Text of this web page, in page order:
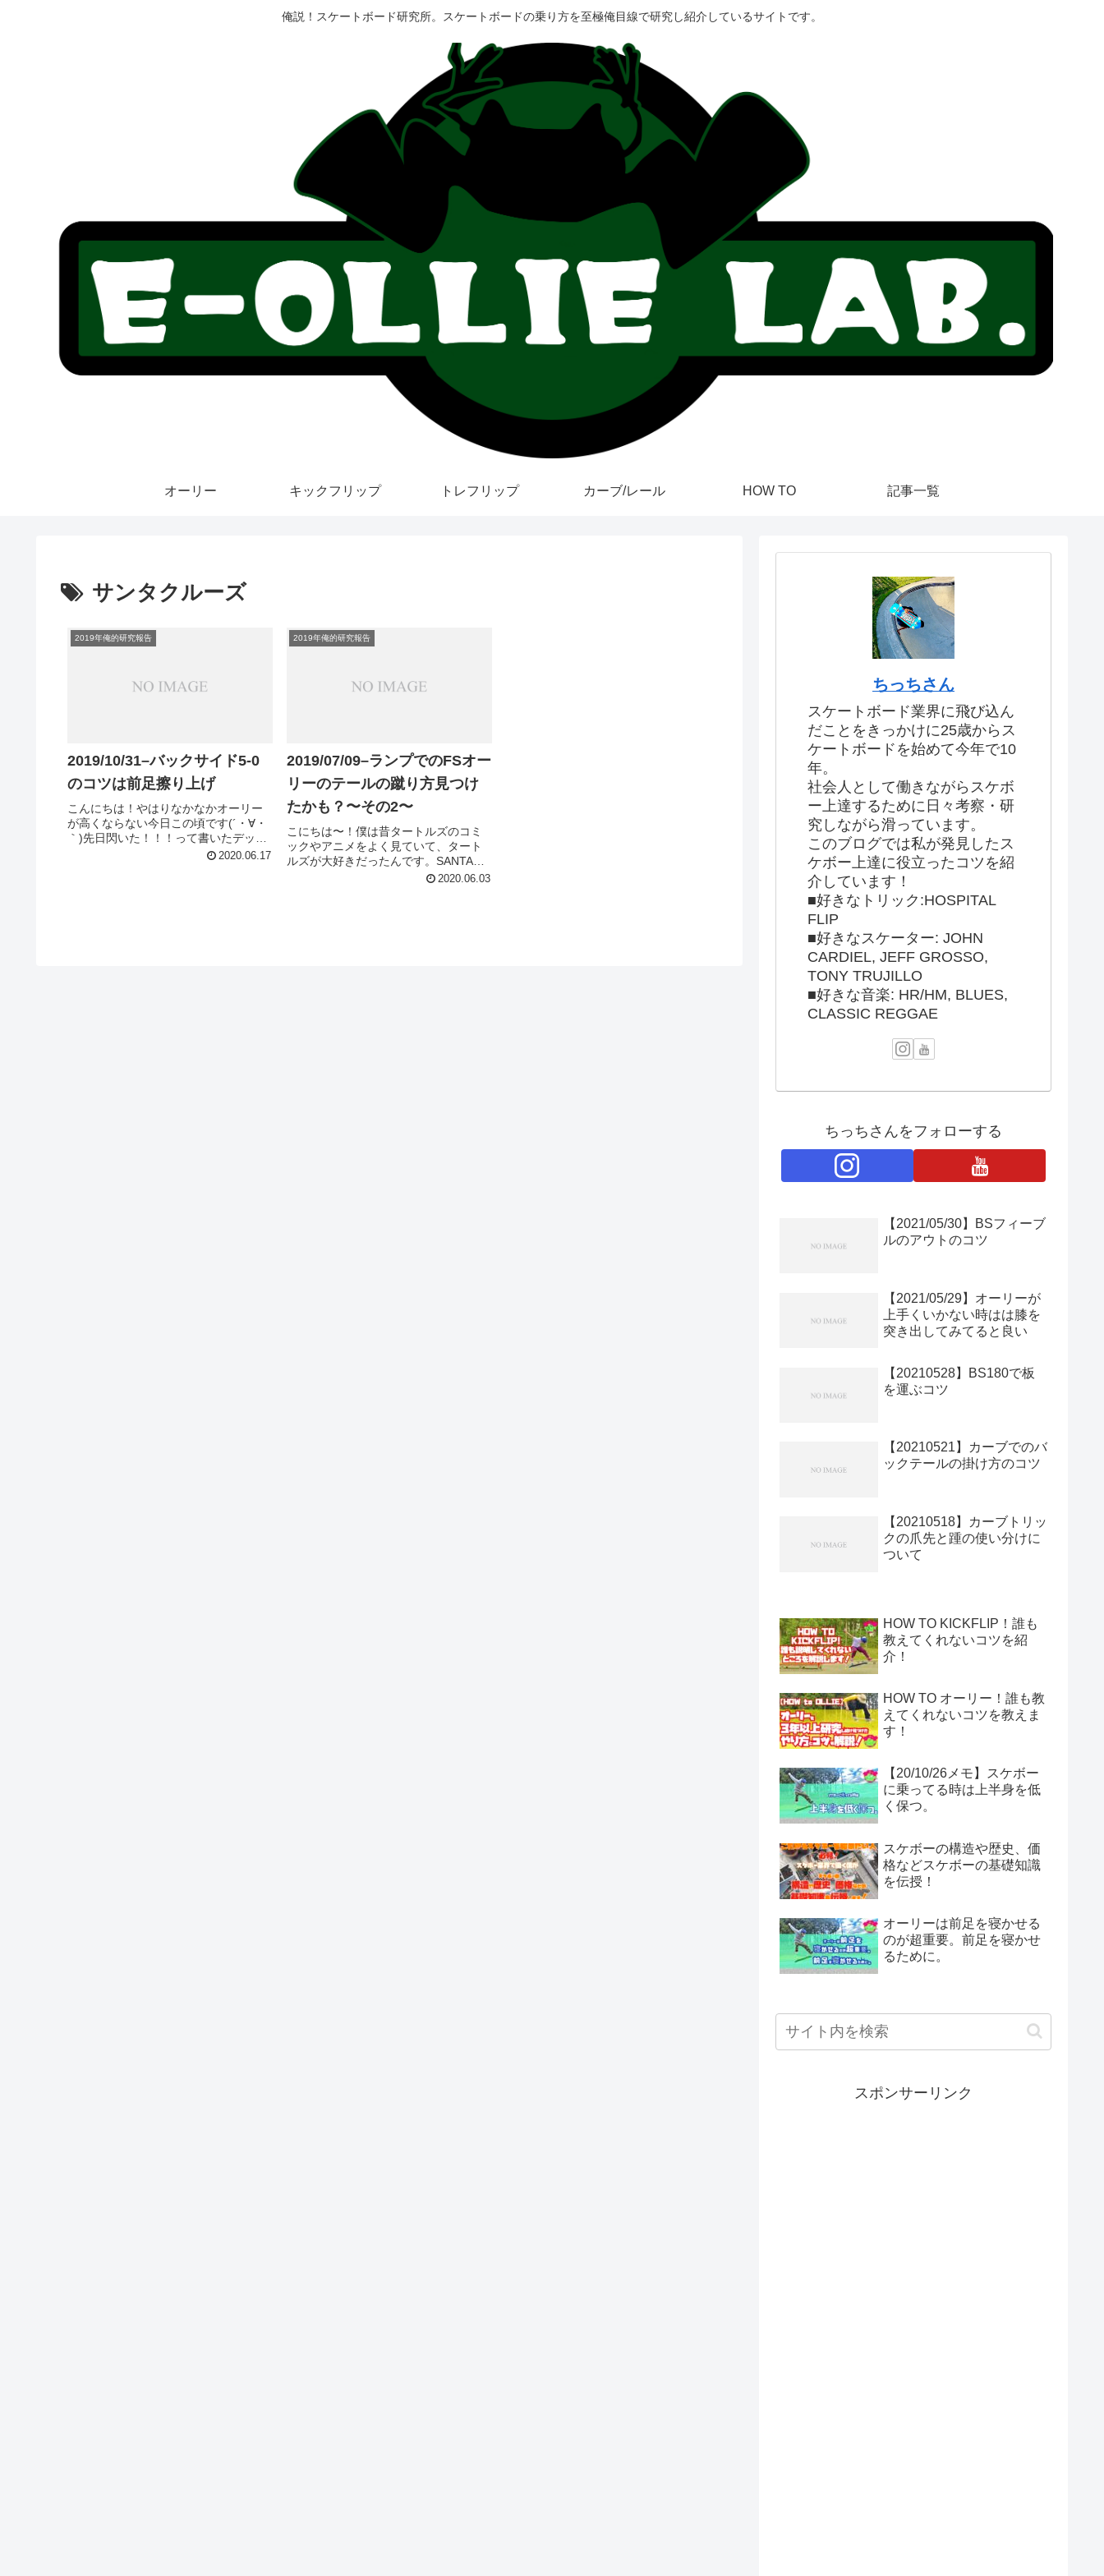
俺説！スケートボード研究所。スケートボードの乗り方を至極俺目線で研究し紹介しているサイトです。
オーリー キックフリップ トレフリップ カーブ/レール HOW TO 記事一覧
サンタクルーズ
2019年俺的研究報告
2019/10/31–バックサイド5-0
のコツは前足擦り上げ
こんにちは！やはりなかなかオーリー
が高くならない今日この頃です(´・∀・
｀)先日閃いた！！！って書いたデッキ
のお腹をかけるようなイメージで跳び
2020.06.17
2019年俺的研究報告
2019/07/09–ランプでのFSオー
リーのテールの蹴り方見つけ
たかも？〜その2〜
こにちは〜！僕は昔タートルズのコミ
ックやアニメをよく見ていて、タート
ルズが大好きだったんです。SANTA
CRUZとタートルズのコラボグッズがで
2020.06.03
ちっちさん
スケートボード業界に飛び込ん
だことをきっかけに25歳からス
ケートボードを始めて今年で10
年。
社会人として働きながらスケボ
ー上達するために日々考察・研
究しながら滑っています。
このブログでは私が発見したス
ケボー上達に役立ったコツを紹
介しています！
■好きなトリック:HOSPITAL
FLIP
■好きなスケーター: JOHN
CARDIEL, JEFF GROSSO,
TONY TRUJILLO
■好きな音楽: HR/HM, BLUES,
CLASSIC REGGAE
ちっちさんをフォローする
【2021/05/30】BSフィーブ
ルのアウトのコツ
【2021/05/29】オーリーが
上手くいかない時はは膝を
突き出してみてると良い
【20210528】BS180で板
を運ぶコツ
【20210521】カーブでのバ
ックテールの掛け方のコツ
【20210518】カーブトリッ
クの爪先と踵の使い分けに
ついて
HOW TO KICKFLIP！誰も
教えてくれないコツを紹
介！
HOW TO オーリー！誰も教
えてくれないコツを教えま
す！
【20/10/26メモ】スケボー
に乗ってる時は上半身を低
く保つ。
スケボーの構造や歴史、価
格などスケボーの基礎知識
を伝授！
オーリーは前足を寝かせる
のが超重要。前足を寝かせ
るために。
スポンサーリンク